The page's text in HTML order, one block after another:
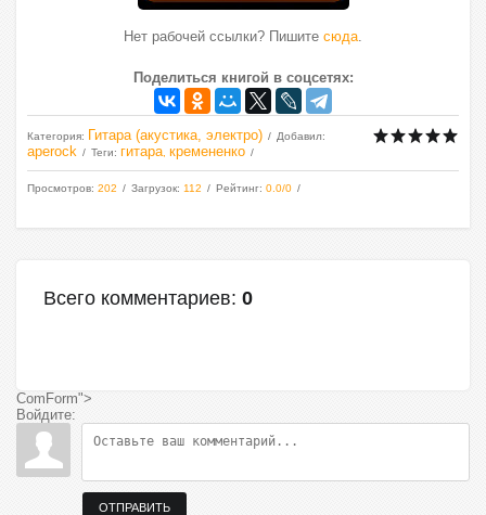
Нет рабочей ссылки? Пишите сюда.
Поделиться книгой в соцсетях:
Категория: Гитара (акустика, электро) Добавил:
aperock Теги: гитара кремененко
Просмотров: 202 Загрузок: 112 Рейтинг: 0.0/0
Всего комментариев: 0
ComForm">
Войдите:
ОТПРАВИТЬ